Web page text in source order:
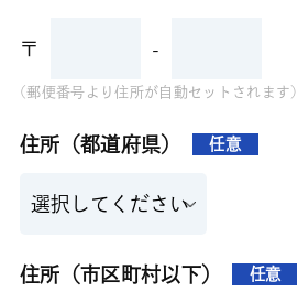
〒 -
(郵便番号より住所が自動セットされます)
住所（都道府県） 任意
住所（市区町村以下） 任意